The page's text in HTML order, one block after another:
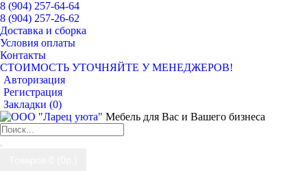
8 (904) 257-64-64
8 (904) 257-26-62
Доставка и сборка
Условия оплаты
Контакты
СТОИМОСТЬ УТОЧНЯЙТЕ У МЕНЕДЖЕРОВ!
Авторизация
Регистрация
Закладки (0)
Мебель для Вас и Вашего бизнеса